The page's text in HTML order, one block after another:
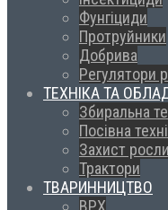
Фунгіциди
Протруйники
Добрива
Регулятори
ТЕХНІКА ТА
Збиральна
Посівна
Захист
Трактори
ТВАРИННИЦТВО
ВРХ